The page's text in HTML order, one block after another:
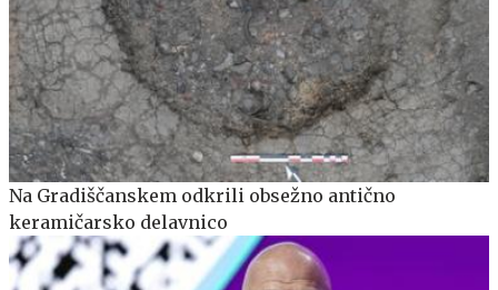
Na Gradiščanskem odkrili obsežno antično
keramičarsko delavnico